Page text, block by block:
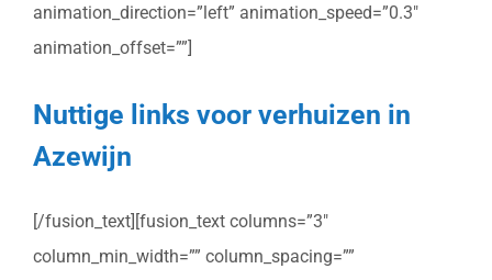
animation_direction=”left” animation_speed=”0.3″
animation_offset=””]
Nuttige links voor verhuizen in
Azewijn
[/fusion_text][fusion_text columns=”3″
column_min_width=”” column_spacing=””